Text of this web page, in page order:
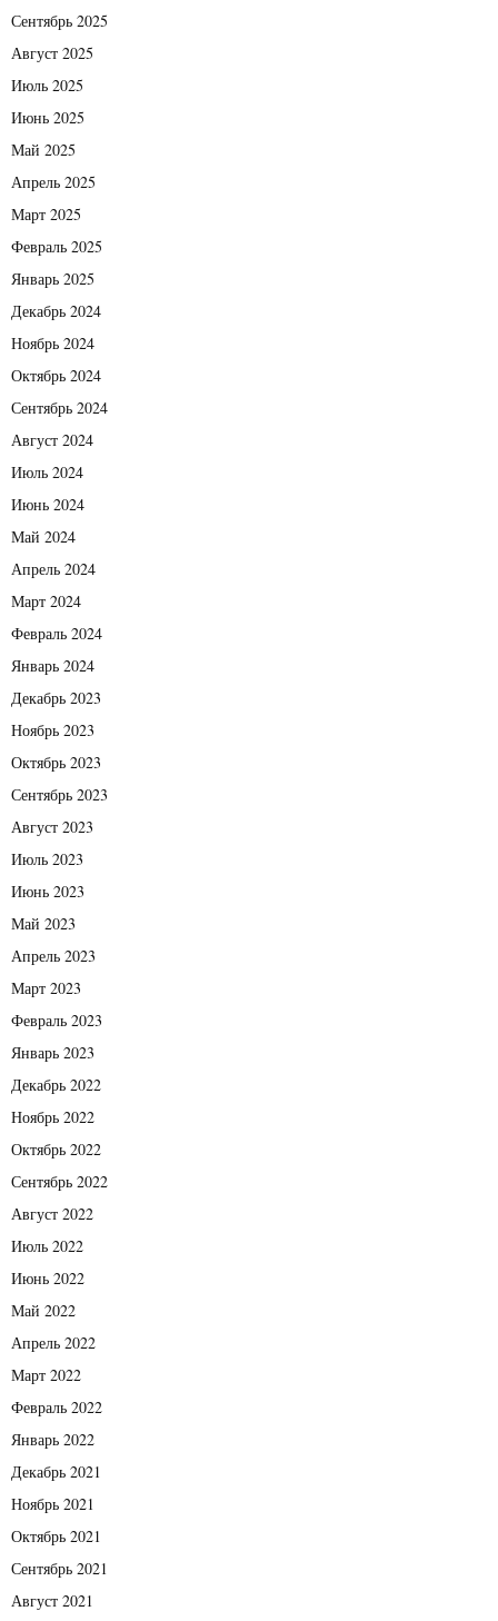
Сентябрь 2025
Август 2025
Июль 2025
Июнь 2025
Май 2025
Апрель 2025
Март 2025
Февраль 2025
Январь 2025
Декабрь 2024
Ноябрь 2024
Октябрь 2024
Сентябрь 2024
Август 2024
Июль 2024
Июнь 2024
Май 2024
Апрель 2024
Март 2024
Февраль 2024
Январь 2024
Декабрь 2023
Ноябрь 2023
Октябрь 2023
Сентябрь 2023
Август 2023
Июль 2023
Июнь 2023
Май 2023
Апрель 2023
Март 2023
Февраль 2023
Январь 2023
Декабрь 2022
Ноябрь 2022
Октябрь 2022
Сентябрь 2022
Август 2022
Июль 2022
Июнь 2022
Май 2022
Апрель 2022
Март 2022
Февраль 2022
Январь 2022
Декабрь 2021
Ноябрь 2021
Октябрь 2021
Сентябрь 2021
Август 2021